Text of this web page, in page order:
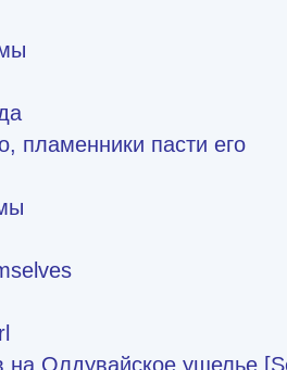
пламенники пасти его
на Олдувайское ущелье